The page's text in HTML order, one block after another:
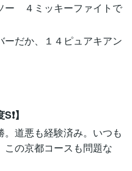
ー ４ミッキーファイトで
だか、１４ピュアキアン
】
道悪も経験済み。いつも
の京都コースも問題な